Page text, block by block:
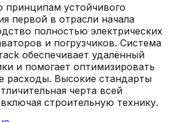
принципам устойчивого
первой в отрасли начала
полностью электрических
и погрузчиков. Система
обеспечивает удалённый
и помогает оптимизировать
расходы. Высокие стандарты
черта всей
строительную технику.